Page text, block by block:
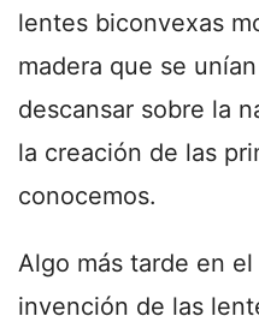
lentes biconvexas
madera que se
descansar sobre la
la creación de las
conocemos.
Algo más tarde en
invención de las